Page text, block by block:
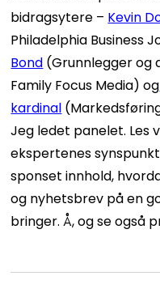
bidragsytere – Kevin
Philadelphia Business
Bond (Grunnlegger og
Family Focus Media) og
kardinal
Jeg ledet panelet. Les
ekspertenes
sponset innhold,
og nyhetsbrev på en
bringer. Å, og se også